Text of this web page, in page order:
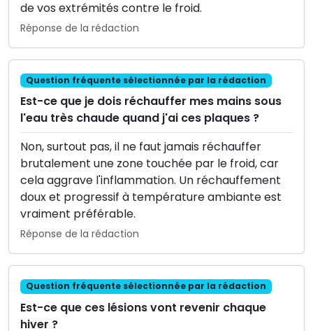
de vos extrémités contre le froid.
Réponse de la rédaction
Question fréquente sélectionnée par la rédaction
Est-ce que je dois réchauffer mes mains sous
l'eau très chaude quand j'ai ces plaques ?
Non, surtout pas, il ne faut jamais réchauffer
brutalement une zone touchée par le froid, car
cela aggrave l'inflammation. Un réchauffement
doux et progressif à température ambiante est
vraiment préférable.
Réponse de la rédaction
Question fréquente sélectionnée par la rédaction
Est-ce que ces lésions vont revenir chaque
hiver ?